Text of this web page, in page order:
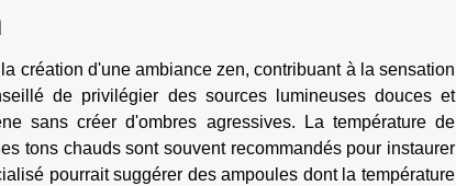
création d'une ambiance zen, contribuant à la sensation
de privilégier des sources lumineuses douces et
sans créer d'ombres agressives. La température de
tons chauds sont souvent recommandés pour instaurer
pourrait suggérer des ampoules dont la température